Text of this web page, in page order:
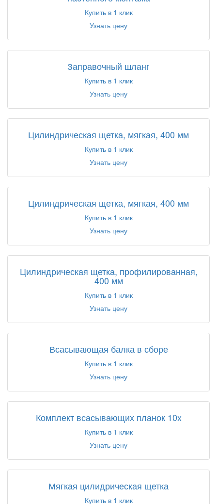
Купить в 1 клик
Узнать цену
Заправочный шланг
Купить в 1 клик
Узнать цену
Цилиндрическая щетка, мягкая, 400 мм
Купить в 1 клик
Узнать цену
Цилиндрическая щетка, мягкая, 400 мм
Купить в 1 клик
Узнать цену
Цилиндрическая щетка, профилированная,
400 мм
Купить в 1 клик
Узнать цену
Всасывающая балка в сборе
Купить в 1 клик
Узнать цену
Комплект всасывающих планок 10x
Купить в 1 клик
Узнать цену
Мягкая цилидрическая щетка
Купить в 1 клик